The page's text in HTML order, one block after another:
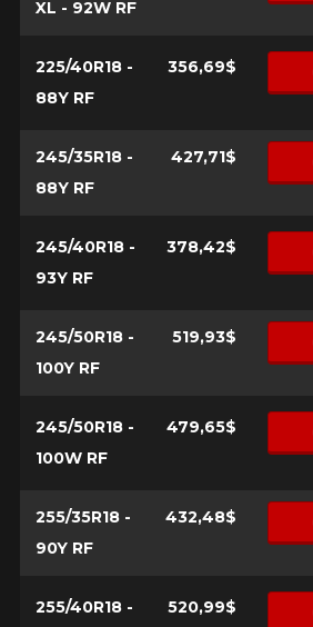
XL - 92W RF
225/40R18 -
88Y RF
356,69$
245/35R18 -
88Y RF
427,71$
245/40R18 -
93Y RF
378,42$
245/50R18 -
100Y RF
519,93$
245/50R18 -
100W RF
479,65$
255/35R18 -
90Y RF
432,48$
255/40R18 -
520,99$
Envoyer
Annuler
*Attention cette dimension représente
avant de commander.